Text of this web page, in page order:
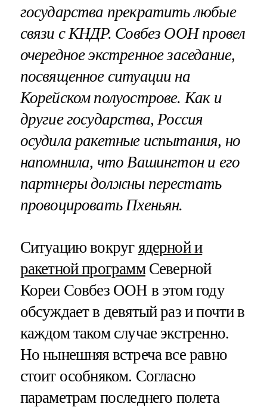
государства прекратить любые
связи с КНДР. Совбез ООН провел
очередное экстренное заседание,
посвященное ситуации на
Корейском полуострове. Как и
другие государства, Россия
осудила ракетные испытания, но
напомнила, что Вашингтон и его
партнеры должны перестать
провоцировать Пхеньян.
Ситуацию вокруг ядерной и
ракетной программСеверной
Кореи Совбез ООН в этом году
обсуждает в девятый раз и почти в
каждом таком случае экстренно.
Но нынешняя встреча все равно
стоит особняком. Согласно
параметрам последнего полета